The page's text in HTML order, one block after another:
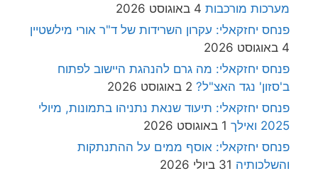
מערכות מורכבות 4 באוגוסט 2026
פנחס יחזקאלי: עקרון השרידות של ד"ר אורי מילשטיין
4 באוגוסט 2026
פנחס יחזקאלי: מה גרם להנהגת היישוב לפתוח
ב'סזון' נגד האצ"ל? 2 באוגוסט 2026
פנחס יחזקאלי: תיעוד שנאת נתניהו בתמונות, מיולי
2025 ואילך
1 באוגוסט 2026
פנחס יחזקאלי: אוסף ממים על ההתנתקות
והשלכותיה 31 ביולי 2026